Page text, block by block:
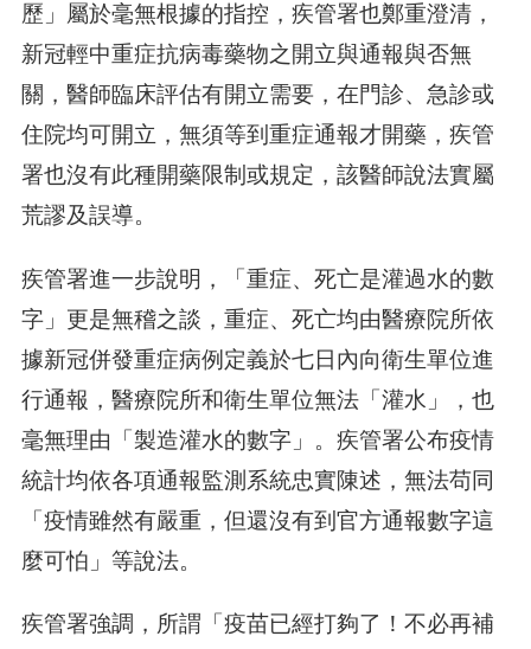
歷」屬於毫無根據的指控，疾管署也鄭重澄清，
新冠輕中重症抗病毒藥物之開立與通報與否無
關，醫師臨床評估有開立需要，在門診、急診或
住院均可開立，無須等到重症通報才開藥，疾管
署也沒有此種開藥限制或規定，該醫師說法實屬
荒謬及誤導。
疾管署進一步說明，「重症、死亡是灌過水的數
字」更是無稽之談，重症、死亡均由醫療院所依
據新冠併發重症病例定義於七日內向衛生單位進
行通報，醫療院所和衛生單位無法「灌水」，也
毫無理由「製造灌水的數字」。疾管署公布疫情
統計均依各項通報監測系統忠實陳述，無法苟同
「疫情雖然有嚴重，但還沒有到官方通報數字這
麼可怕」等說法。
疾管署強調，所謂「疫苗已經打夠了！不必再補